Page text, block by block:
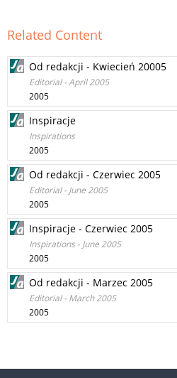
Related Content
Od redakcji - Kwiecień 20005
Editorial - April 2005
2005
Inspiracje
Inspirations
2005
Od redakcji - Czerwiec 2005
Editorial - June 2005
2005
Inspiracje - Czerwiec 2005
Inspirations - June 2005
2005
Od redakcji - Marzec 2005
Editorial - March 2005
2005